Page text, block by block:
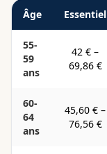
Âge Essentiel
55-
59
ans
42 € –
69,86 €
60-
64
ans
45,60 € –
76,56 €